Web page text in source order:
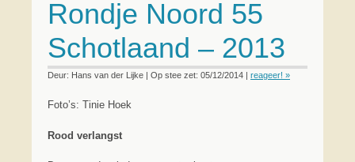
Rondje Noord 55
Schotlaand – 2013
Deur: Hans van der Lijke | Op stee zet: 05/12/2014 | reageer! »
Foto’s: Tinie Hoek
Rood verlangst